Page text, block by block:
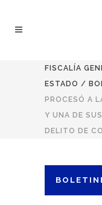
FISCALÍA
ESTADO /
PROCESÓ A
Y UNA DE
DELITO DE